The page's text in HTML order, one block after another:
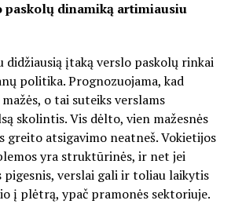
paskolų dinamiką artimiausiu
įtaką verslo paskolų rinkai
politika. Prognozuojama, kad
o tai suteiks verslams
skolintis. Vis dėlto, vien mažesnės
greito atsigavimo neatneš. Vokietijos
yra struktūrinės, ir net jei
pigesnis, verslai gali ir toliau laikytis
į plėtrą, ypač pramonės sektoriuje.